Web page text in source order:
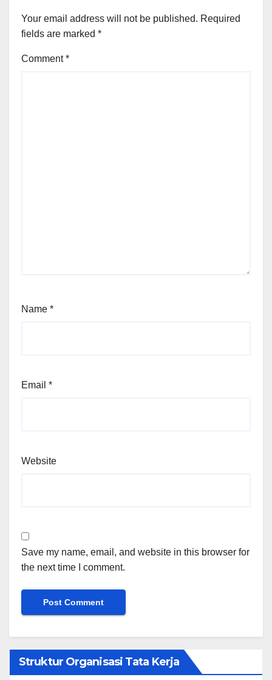
Your email address will not be published. Required
fields are marked *
Comment*
Name *
Email *
Website
Save my name, email, and website in this browser for
the next time I comment.
Struktur Organisasi Tata Kerja